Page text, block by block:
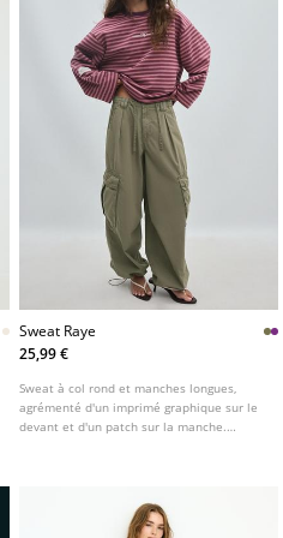
Sweat Raye
25,99 €
Sweat à col rond et manches longues,
agrémenté d'un imprimé graphique sur le
devant et d'un patch sur la manche.